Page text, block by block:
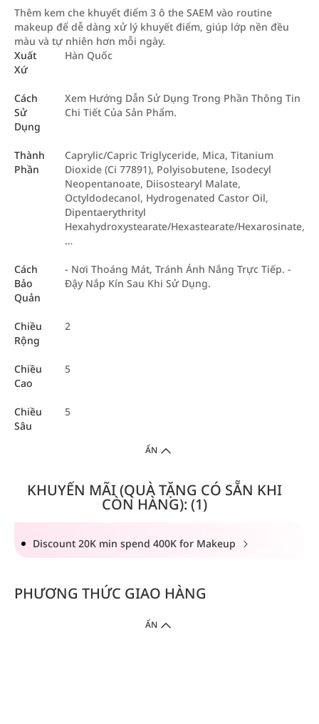
Thêm kem che khuyết điểm 3 ô the SAEM vào routine
makeup để dễ dàng xử lý khuyết điểm, giúp lớp nền đều
màu và tự nhiên hơn mỗi ngày.
Xuất
Xứ
Hàn Quốc
Cách
Sử
Dụng
Xem Hướng Dẫn Sử Dụng Trong Phần Thông Tin
Chi Tiết Của Sản Phẩm.
Thành
Phần
Caprylic/Capric Triglyceride, Mica, Titanium
Dioxide (Ci 77891), Polyisobutene, Isodecyl
Neopentanoate, Diisostearyl Malate,
Octyldodecanol, Hydrogenated Castor Oil,
Dipentaerythrityl
Hexahydroxystearate/Hexastearate/Hexarosinate,
…
Cách
Bảo
Quản
- Nơi Thoáng Mát, Tránh Ánh Nắng Trực Tiếp. -
Đậy Nắp Kín Sau Khi Sử Dụng.
Chiều
Rộng
2
Chiều
Cao
5
Chiều
Sâu
5
ẨN
KHUYẾN MÃI (QUÀ TẶNG CÓ SẴN KHI
CÒN HÀNG): (1)
Discount 20K min spend 400K for Makeup
PHƯƠNG THỨC GIAO HÀNG
ẨN